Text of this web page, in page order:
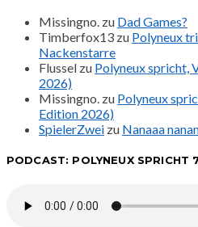
Missingno. zu Dad Games?
Timberfox13 zu Polyneux
Nackenstarre
Flussel zu Polyneux spricht,
2026)
Missingno. zu Polyneux
Edition 2026)
SpielerZwei zu Nanaaa
PODCAST: POLYNEUX SPRICHT